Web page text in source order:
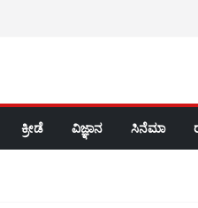
ಕ್ರೀಡೆ ವಿಜ್ಞಾನ ಸಿನೆಮಾ